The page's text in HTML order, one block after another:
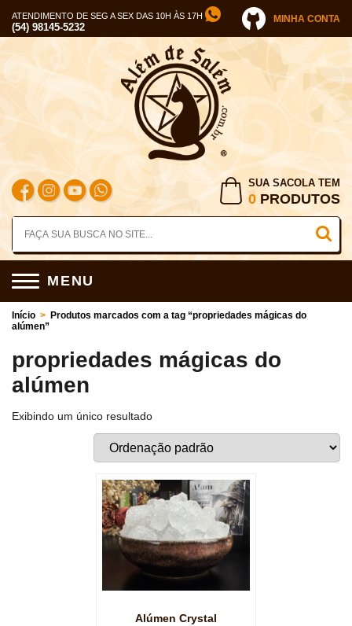
ATENDIMENTO DE SEG A SEX DAS 10H ÀS 17H
(54) 98145-5232
MINHA CONTA
SUA SACOLA TEM
0 PRODUTOS
MENU
Início > Produtos marcados com a tag “propriedades mágicas do
alúmen”
propriedades mágicas do
alúmen
Exibindo um único resultado
Alúmen Crystal